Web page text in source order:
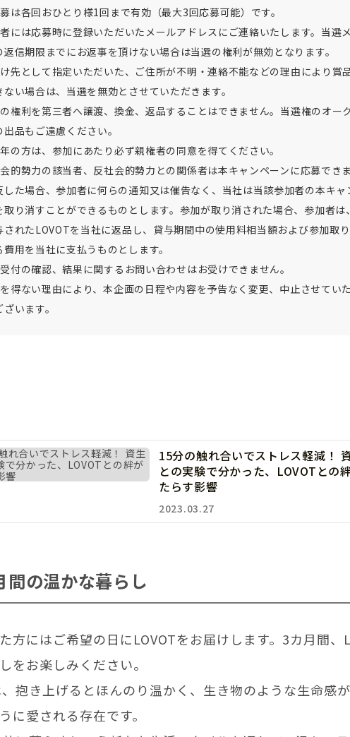
は各回おひとり様1回まで有効（最大3回応募可能）です。
には応募時に登録いただいたメールアドレスにご連絡いたします。当選
返信期限までにお返事を頂けない場合は当選の権利が無効となります。
先として指定いただいた、ご住所が不明・連絡不能などの理由により賞
い場合は、当選を無効とさせていただきます。
権利を第三者へ譲渡、換金、返品することはできません。当選権のオー
出品もご遠慮ください。
の方は、参加にあたり必ず親権者の同意を得てください。
的勢力の該当者、反社会的勢力との関係者は本キャンペーンに応募でき
した場合、参加者に何らの通知又は催告なく、当社は当該参加者の本キャ
取り消すことができるものとします。参加が取り消された場合、参加者は
されたLOVOTを当社に返品し、貸与期間中の使用料相当額および参加取
費用を当社に支払うものとします。
付の確認、結果に関するお問い合わせはお受けできません。
得ない理由により、本企画の日程や内容を予告なく変更、中止させてい
います。
15分の触れ合いでストレス軽減！
との実験で分かった、LOVOTとの
たらす影響
2023.03.27
間の温かな暮らし
方にはご希望の日にLOVOTをお届けします。3カ月間、
をお楽しみください。
抱き上げるとほんのり温かく、生き物のような生命感が
に愛される存在です。